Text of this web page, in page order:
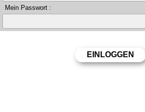
Mein Passwort :